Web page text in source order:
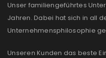
Unser familiengeführtes
Jahren. Dabei hat sich in all
Unternehmensphilosophie
Unseren Kunden das beste